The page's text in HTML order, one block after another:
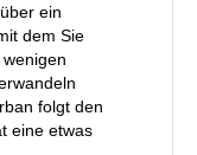
ein
dem Sie
folgt den
eine etwas